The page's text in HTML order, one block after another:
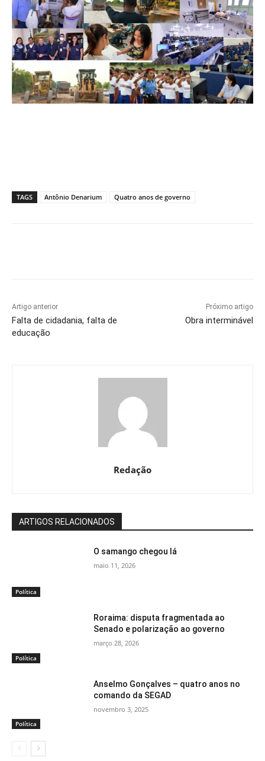
TAGS Antônio Denarium Quatro anos de governo
Artigo anterior
Falta de cidadania, falta de
educação
Próximo artigo
Obra interminável
Redação
ARTIGOS RELACIONADOS
Política
O samango chegou lá
maio 11, 2026
Política
Roraima: disputa fragmentada ao
Senado e polarização ao governo
março 28, 2026
Política
Anselmo Gonçalves – quatro anos no
comando da SEGAD
novembro 3, 2025